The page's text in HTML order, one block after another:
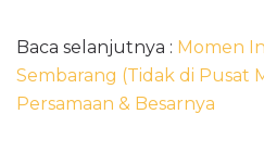
Baca selanjutnya : Momen
Sembarang (Tidak di Pusat
Persamaan & Besarnya